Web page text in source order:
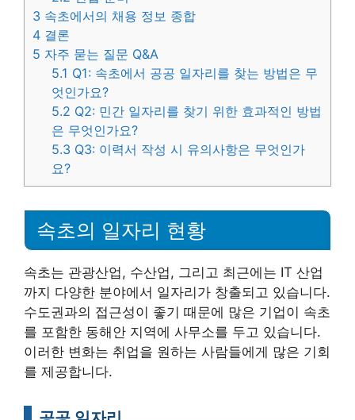
3 속초에서의 채용 정보 종합
4 결론
5 자주 묻는 질문 Q&A
5.1 Q1: 속초에서 공공 일자리를 찾는 방법은 무
엇인가요?
5.2 Q2: 민간 일자리를 찾기 위한 효과적인 방법
은 무엇인가요?
5.3 Q3: 이력서 작성 시 유의사항은 무엇인가
요?
속초의 일자리 현황
속초는 관광산업, 수산업, 그리고 최근에는 IT 산업
까지 다양한 분야에서 일자리가 창출되고 있습니다.
수도권과의 접근성이 좋기 때문에 많은 기업이 속초
를 포함한 동해안 지역에 사무소를 두고 있습니다.
이러한 변화는 취업을 원하는 사람들에게 많은 기회
를 제공합니다.